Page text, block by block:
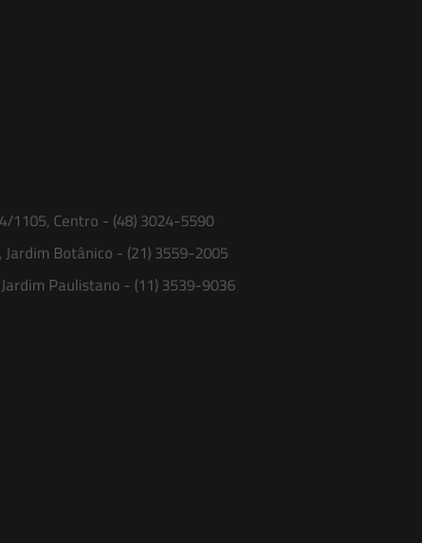
1105, Centro - (48) 3024-5590
Jardim Botânico - (21) 3559-2005
Paulistano - (11) 3539-9036